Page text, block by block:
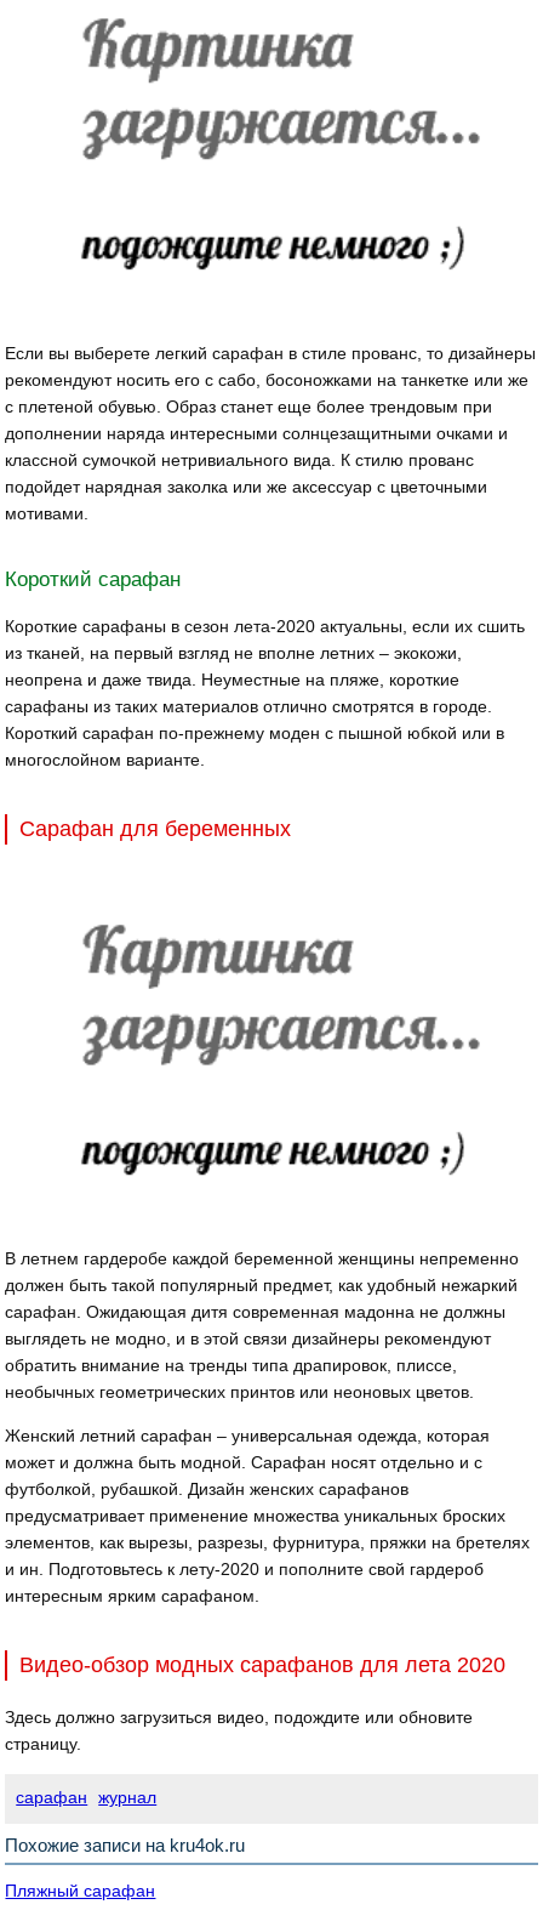
Если вы выберете легкий сарафан в стиле прованс, то дизайнеры
рекомендуют носить его с сабо, босоножками на танкетке или же
с плетеной обувью. Образ станет еще более трендовым при
дополнении наряда интересными солнцезащитными очками и
классной сумочкой нетривиального вида. К стилю прованс
подойдет нарядная заколка или же аксессуар с цветочными
мотивами.
Короткий сарафан
Короткие сарафаны в сезон лета-2020 актуальны, если их сшить
из тканей, на первый взгляд не вполне летних – экокожи,
неопрена и даже твида. Неуместные на пляже, короткие
сарафаны из таких материалов отлично смотрятся в городе.
Короткий сарафан по-прежнему моден с пышной юбкой или в
многослойном варианте.
Сарафан для беременных
В летнем гардеробе каждой беременной женщины непременно
должен быть такой популярный предмет, как удобный нежаркий
сарафан. Ожидающая дитя современная мадонна не должны
выглядеть не модно, и в этой связи дизайнеры рекомендуют
обратить внимание на тренды типа драпировок, плиссе,
необычных геометрических принтов или неоновых цветов.
Женский летний сарафан – универсальная одежда, которая
может и должна быть модной. Сарафан носят отдельно и с
футболкой, рубашкой. Дизайн женских сарафанов
предусматривает применение множества уникальных броских
элементов, как вырезы, разрезы, фурнитура, пряжки на бретелях
и ин. Подготовьтесь к лету-2020 и пополните свой гардероб
интересным ярким сарафаном.
Видео-обзор модных сарафанов для лета 2020
Здесь должно загрузиться видео, подождите или обновите
страницу.
сарафан журнал
Похожие записи на kru4ok.ru
Пляжный сарафан